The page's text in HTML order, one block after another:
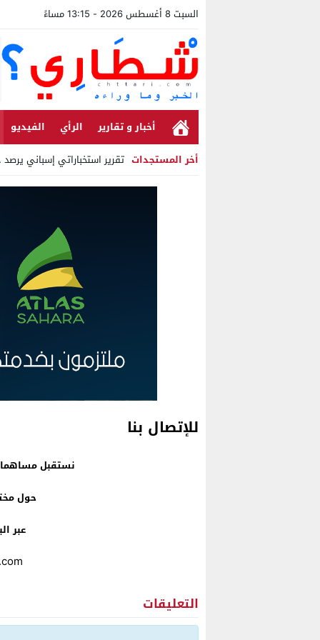
السبت 8 أغسطس 2026 - 13:15 مساءً
أخبار و تقارير الرأي
الفيديو
أخر المستجدات تقرير استخباراتي إسباني
Stop
للإتصال بنا
نستقبل
حول
عبر
التعليقات